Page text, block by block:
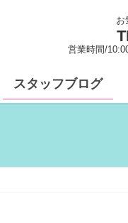
お
営業時間/
スタッフブログ